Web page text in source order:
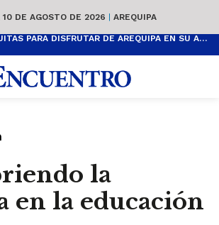
10 DE AGOSTO DE 2026 | AREQUIPA
ACTIVIDADES GRATUITAS PARA DISFRUTAR DE AREQUIPA EN SU ANIVERSARIO
la
en la educación